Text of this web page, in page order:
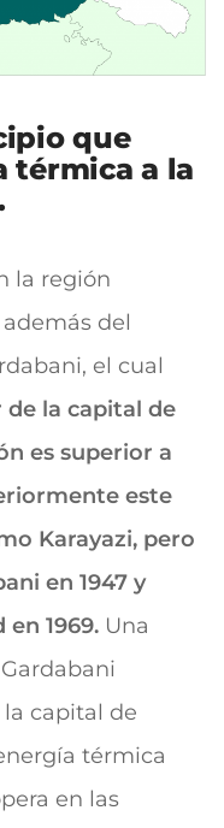
que
térmica a la
la región
del
el cual
de la capital de
es superior a
este
Karayazi, pero
en 1947 y
1969. Una
capital de
térmica
en las